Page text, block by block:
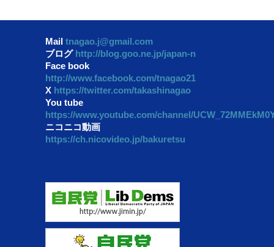
Mail tnagao.j@gmail.com
ブログ http://blog.goo.ne.jp/japan-n
Face book
http://www.facebook.com/tnagao21
X https://twitter.com/takashinagao
You tube
https://www.youtube.com/channel/
ニコニコ動画
https://ch.nicovideo.jp/bakuretsu